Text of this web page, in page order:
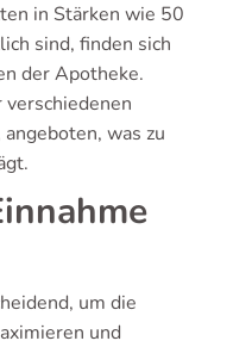
in Stärken wie 50
sind, finden sich
der Apotheke.
was zu
um die
und